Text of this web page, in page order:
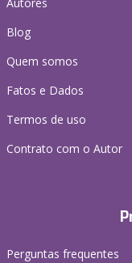
Autores
Blog
Quem somos
Fatos e Dados
Termos de uso
Contrato com o Autor
Perguntas frequentes